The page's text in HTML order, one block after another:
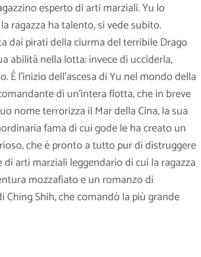
esperto di arti marziali. Yu lo
ragazza ha talento, si vede subito.
dai pirati della ciurma del terribile Drago
abilità nella lotta:invece di ucciderla,
È l’inizio dell’ascesa di Yu nel mondo della
di un’intera flotta, che in breve
nome terrorizza il Mar della Cina, la sua
fama di cui gode le ha creato un
che è pronto a tutto pur di distruggere
di arti marziali leggendario di cui la ragazza
mozzafiato e un romanzo di
Shih, che comandò la più grande